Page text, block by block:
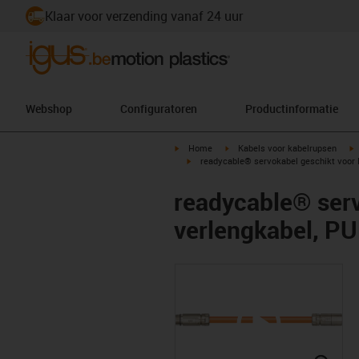
Klaar voor verzending vanaf 24 uur
Webshop Configuratoren Productinformatie
igus-icon-arrow-right
Home igus-icon-arrow-right
Kabels voor kabelrupsen
igus-icon-arrow-right
readycable® servokabel geschikt voor
readycable®
verlengkabel,